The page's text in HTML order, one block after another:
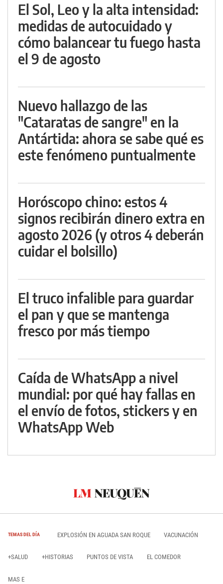
El Sol, Leo y la alta intensidad:
medidas de autocuidado y
cómo balancear tu fuego hasta
el 9 de agosto
Nuevo hallazgo de las
"Cataratas de sangre" en la
Antártida: ahora se sabe qué es
este fenómeno puntualmente
Horóscopo chino: estos 4
signos recibirán dinero extra en
agosto 2026 (y otros 4 deberán
cuidar el bolsillo)
El truco infalible para guardar
el pan y que se mantenga
fresco por más tiempo
Caída de WhatsApp a nivel
mundial: por qué hay fallas en
el envío de fotos, stickers y en
WhatsApp Web
TEMAS DEL DÍA EXPLOSIÓN EN AGUADA SAN ROQUE VACUNACIÓN
+SALUD +HISTORIAS PUNTOS DE VISTA EL COMEDOR
MAS E